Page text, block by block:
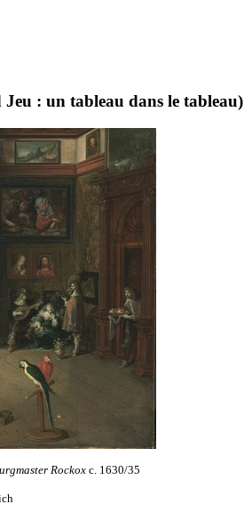
: un tableau dans le tableau)
Rockoxc. 1630/35